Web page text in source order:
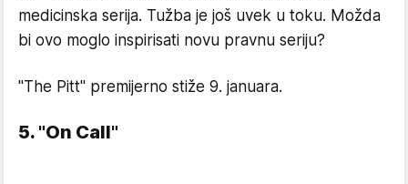
medicinska serija. Tužba je još uvek u toku. Možda
bi ovo moglo inspirisati novu pravnu seriju?
"The Pitt" premijerno stiže 9. januara.
5. "On Call"